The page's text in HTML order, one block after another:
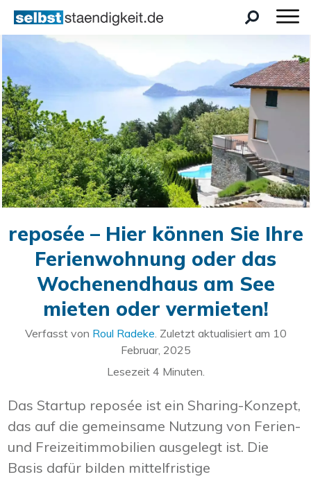
reposée – Hier können Sie Ihre
Ferienwohnung oder das
Wochenendhaus am See
mieten oder vermieten!
Verfasst von Roul Radeke. Zuletzt aktualisiert am 10
Februar, 2025
Lesezeit 4 Minuten.
Das Startup reposée ist ein Sharing-Konzept,
das auf die gemeinsame Nutzung von Ferien-
und Freizeitimmobilien ausgelegt ist. Die
Basis dafür bilden mittelfristige